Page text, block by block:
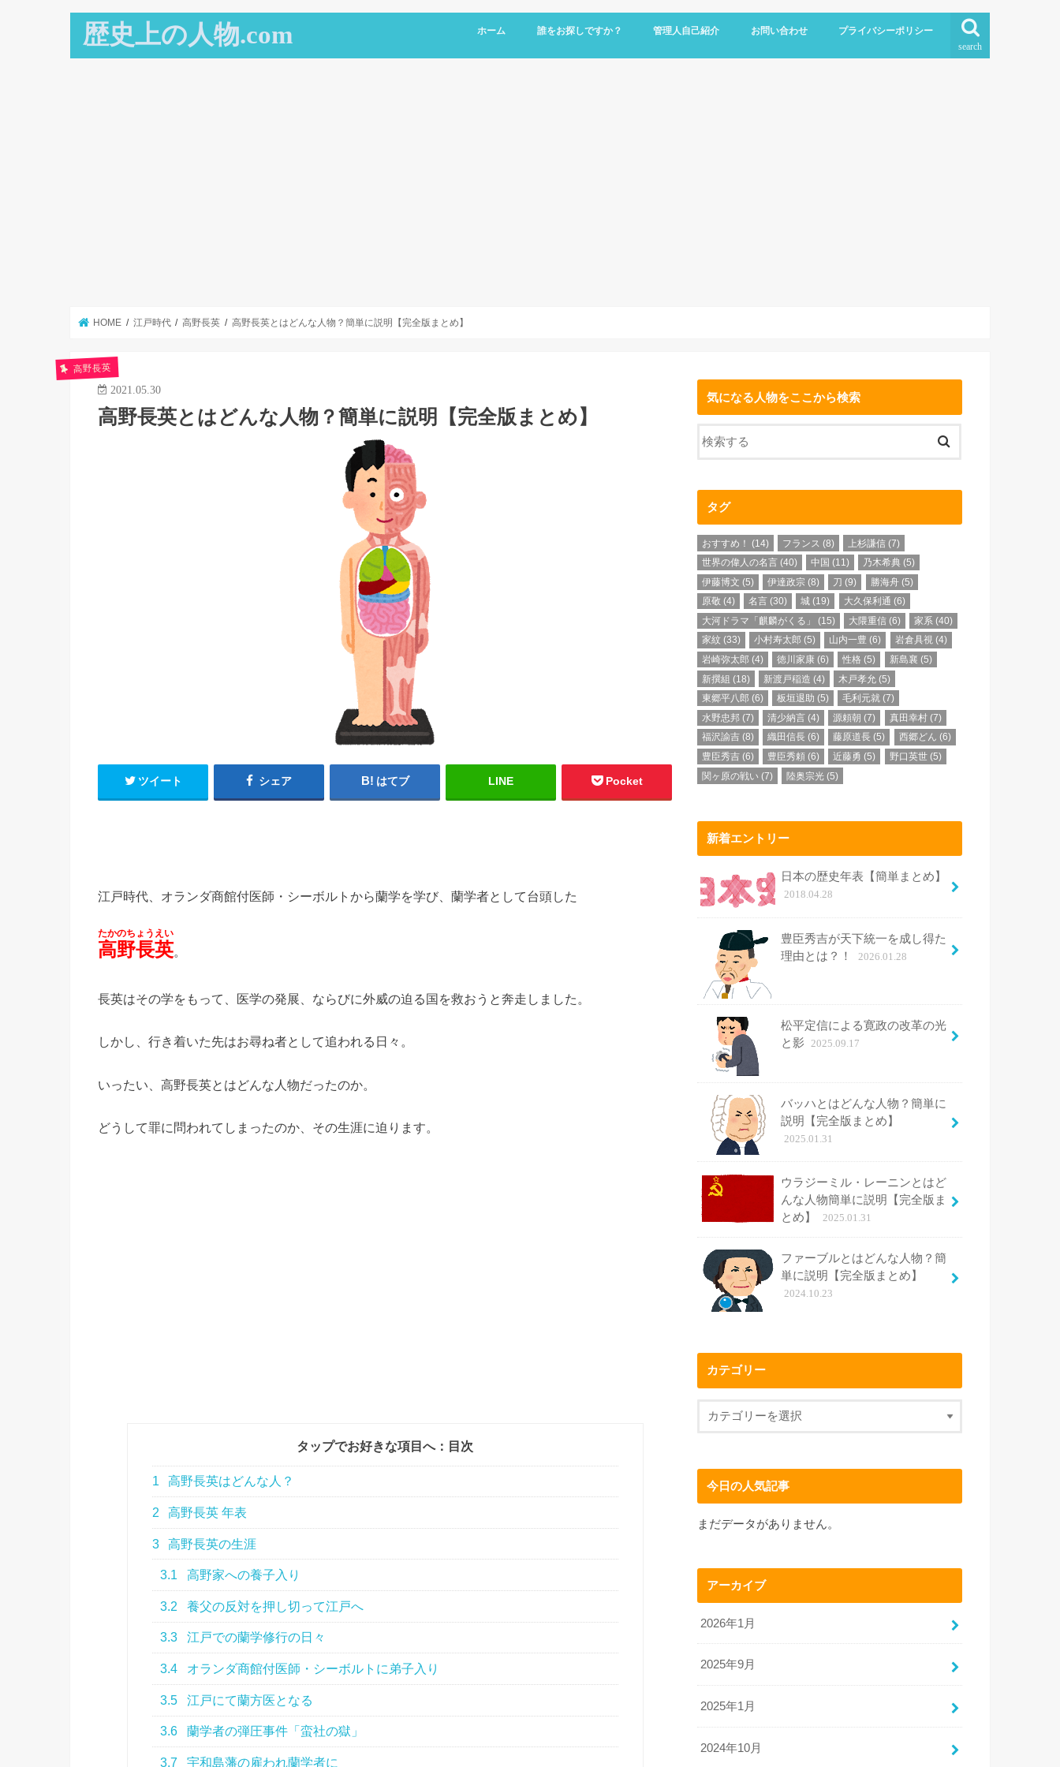
歴史上の人物.com search
ホーム 誰をお探しですか？ 管理人自己紹介 お問い合わせ プライバシーポリシー
HOME 江戸時代 高野長英 高野長英とはどんな人物？簡単に説明【完全版まとめ】
高野長英
2021.05.30
高野長英とはどんな人物？簡単に説明【完全版まとめ】
ツイート シェア はてブ LINE Pocket
江戸時代、オランダ商館付医師・シーボルトから蘭学を学び、蘭学者として台頭した
高野長英
たかのちょうえい
。
長英はその学をもって、医学の発展、ならびに外威の迫る国を救おうと奔走しました。
しかし、行き着いた先はお尋ね者として追われる日々。
いったい、高野長英とはどんな人物だったのか。
どうして罪に問われてしまったのか、その生涯に迫ります。
タップでお好きな項目へ：目次
1 高野長英はどんな人？
2 高野長英 年表
3 高野長英の生涯
3.1 高野家への養子入り
3.2 養父の反対を押し切って江戸へ
3.3 江戸での蘭学修行の日々
3.4 オランダ商館付医師・シーボルトに弟子入り
3.5 江戸にて蘭方医となる
3.6 蘭学者の弾圧事件「蛮社の獄」
3.7 宇和島藩の雇われ蘭学者に
気になる人物をここから検索
タグ
おすすめ！ (14) フランス (8) 上杉謙信 (7)
世界の偉人の名言 (40) 中国 (11) 乃木希典 (5)
伊藤博文 (5) 伊達政宗 (8) 刀 (9) 勝海舟(5)
原敬 (4) 名言 (30) 城 (19) 大久保利通 (6)
大河ドラマ「麒麟がくる」
(15) 大隈重信 (6) 家系 (40)
家紋 (33) 小村寿太郎 (5) 山内一豊 (6) 岩倉具視(4)
岩崎弥太郎 (4) 徳川家康 (6) 性格 (5) 新島襄 (5)
新撰組 (18) 新渡戸稲造 (4) 木戸孝允 (5)
東郷平八郎 (6) 板垣退助 (5) 毛利元就 (7)
水野忠邦 (7) 清少納言 (4) 源頼朝 (7) 真田幸村(7)
福沢諭吉 (8) 織田信長 (6) 藤原道長 (5) 西郷どん (6)
豊臣秀吉 (6) 豊臣秀頼 (6) 近藤勇 (5) 野口英世(5)
関ヶ原の戦い (7) 陸奥宗光 (5)
新着エントリー
日本の歴史年表【簡単まとめ】
2018.04.28
豊臣秀吉が天下統一を成し得た
理由とは？！
2026.01.28
松平定信による寛政の改革の光
と影
2025.09.17
バッハとはどんな人物？簡単に
説明【完全版まとめ】
2025.01.31
ウラジーミル・レーニンとはど
んな人物簡単に説明【完全版ま
とめ】
2025.01.31
ファーブルとはどんな人物？簡
単に説明【完全版まとめ】
2024.10.23
カテゴリー
今日の人気記事
まだデータがありません。
アーカイブ
2026年1月
2025年9月
2025年1月
2024年10月